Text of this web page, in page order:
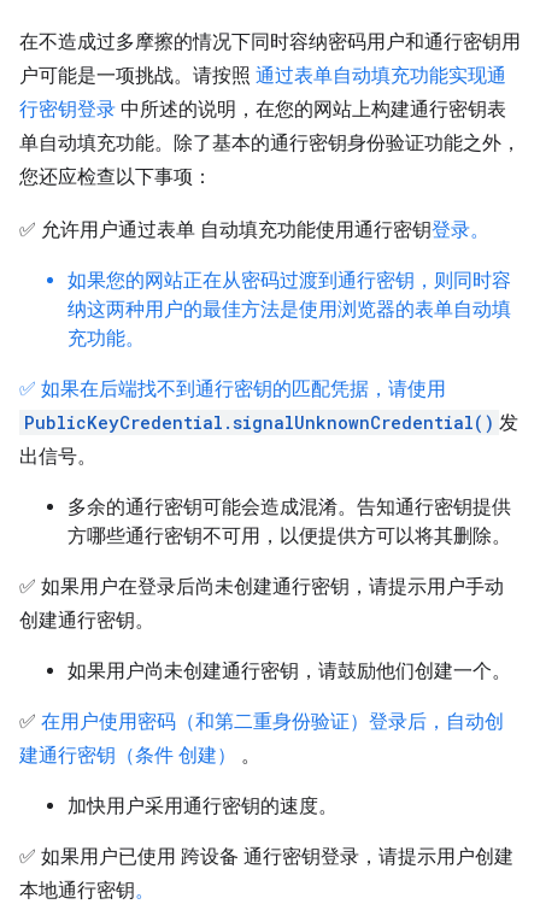
在不造成过多摩擦的情况下同时容纳密码用户和通行密钥用
户可能是一项挑战。请按照 通过表单自动填充功能实现通
行密钥登录 中所述的说明，在您的网站上构建通行密钥表
单自动填充功能。除了基本的通行密钥身份验证功能之外，
您还应检查以下事项：
✅ 允许用户通过表单 自动填充功能使用通行密钥登录。
如果您的网站正在从密码过渡到通行密钥，则同时容
纳这两种用户的最佳方法是使用浏览器的表单自动填
充功能。
✅ 如果在后端找不到通行密钥的匹配凭据，请使用
PublicKeyCredential.signalUnknownCredential() 发
出信号。
多余的通行密钥可能会造成混淆。告知通行密钥提供
方哪些通行密钥不可用，以便提供方可以将其删除。
✅ 如果用户在登录后尚未创建通行密钥，请提示用户手动
创建通行密钥。
如果用户尚未创建通行密钥，请鼓励他们创建一个。
✅ 在用户使用密码（和第二重身份验证）登录后，自动创
建通行密钥（条件 创建）
。
加快用户采用通行密钥的速度。
✅ 如果用户已使用 跨设备 通行密钥登录，请提示用户创建
本地通行密钥。